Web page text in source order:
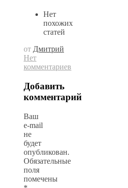
Нет
похожих
статей
от Дмитрий
Нет
комментариев
Добавить
комментарий
Ваш
e-mail
не
будет
опубликован.
Обязательные
поля
помечены